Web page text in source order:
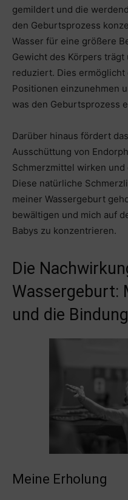
gemildert und die
den Geburtsprozess
Wasser für eine größere
Gewicht des Körpers
reduziert. Dies
Positionen einzunehmen
was den Geburtsprozess
Darüber hinaus fördert
Ausschüttung von
Schmerzmittel wirken
Diese natürliche
meiner Wassergeburt
bewältigen und mich auf
Babys zu konzentrieren.
Die
Wassergeburt:
und die
Meine Erholung